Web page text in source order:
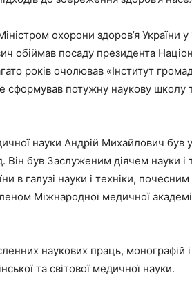
охорони здоров’я України
обіймав посаду президента
років очолював «Інститут
потужну наукову школу
науки Андрій Михайлович був
був Заслуженим діячем науки і
в галузі науки і техніки,
Міжнародної медичної
наукових праць, монографій і
та світової медичної науки.